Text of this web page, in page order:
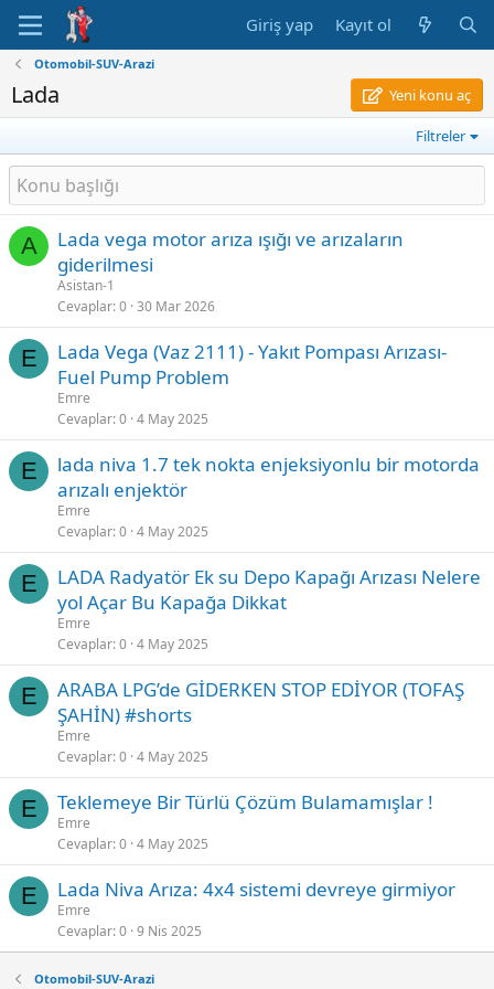
Giriş yap Kayıt ol
Otomobil-SUV-Arazi
Lada Yeni konu aç
Filtreler
A
Lada vega motor arıza ışığı ve arızaların
giderilmesi
Asistan-1
Cevaplar 0 30 Mar 2026
E
Lada Vega (Vaz 2111) - Yakıt Pompası Arızası-
Fuel Pump Problem
Emre
Cevaplar 0 4 May 2025
E
lada niva 1.7 tek nokta enjeksiyonlu bir motorda
arızalı enjektör
Emre
Cevaplar 0 4 May 2025
E
LADA Radyatör Ek su Depo Kapağı Arızası Nelere
yol Açar Bu Kapağa Dikkat
Emre
Cevaplar 0 4 May 2025
E
ARABA LPG’de GİDERKEN STOP EDİYOR (TOFAŞ
ŞAHİN) #shorts
Emre
Cevaplar 0 4 May 2025
E Teklemeye Bir Türlü Çözüm Bulamamışlar !
Emre
Cevaplar 0 4 May 2025
E Lada Niva Arıza: 4x4 sistemi devreye girmiyor
Emre
Cevaplar 0 9 Nis 2025
Otomobil-SUV-Arazi